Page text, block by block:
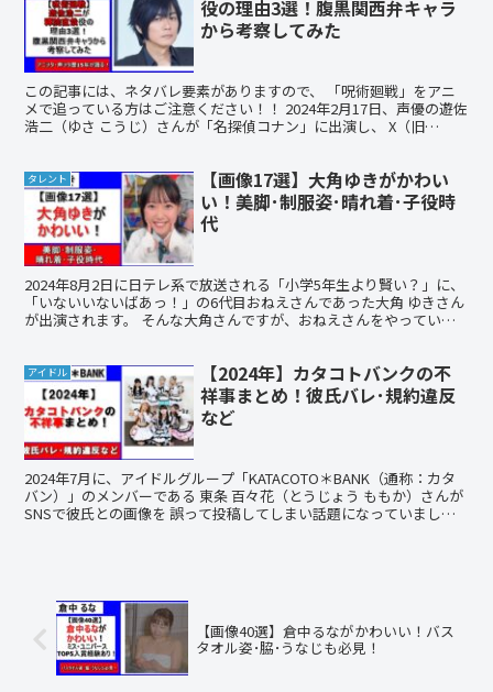
役の理由3選！腹黒関西弁キャラ
から考察してみた
この記事には、ネタバレ要素がありますので、 「呪術廻戦」をアニ
メで追っている方はご注意ください！！ 2024年2月17日、声優の遊佐
浩二（ゆさ こうじ）さんが「名探偵コナン」に出演し、 X（旧
タレント
【画像17選】大角ゆきがかわい
い！美脚･制服姿･晴れ着･子役時
代
2024年8月2日に日テレ系で放送される「小学5年生より賢い？」に、
「いないいないばあっ！」の6代目おねえさんであった大角 ゆきさん
が出演されます。 そんな大角さんですが、おねえさんをやっていた
アイドル
【2024年】カタコトバンクの不
祥事まとめ！彼氏バレ･規約違反
など
2024年7月に、アイドルグループ「KATACOTO＊BANK（通称：カタ
バン）」のメンバーである 東条 百々花（とうじょう ももか）さんが
SNSで彼氏との画像を 誤って投稿してしまい話題になっていまし
【画像40選】倉中るながかわいい！バス
タオル姿･脇･うなじも必見！